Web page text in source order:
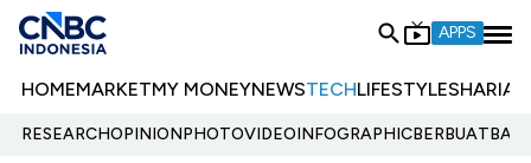
APPS
HOMEMARKETMY MONEYNEWSTECHLIFESTYLESHARIA
RESEARCHOPINIONPHOTOVIDEOINFOGRAPHIC